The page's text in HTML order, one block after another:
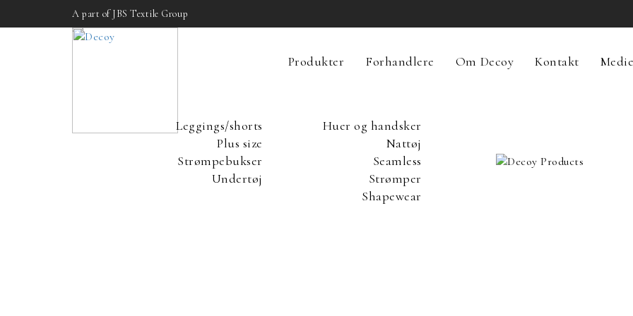
A part of JBS Textile Group
Produkter
Huer og handsker
Leggings/shorts
Nattøj
Plus size
Seamless
Strømpebukser
Strømper
Undertøj
Shapewear
Forhandlere Om Decoy Kontakt